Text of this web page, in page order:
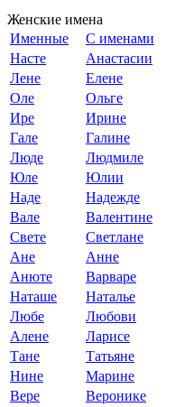
Женские имена
Именные
С именами
Насте
Анастасии
Лене
Елене
Оле
Ольге
Ире
Ирине
Гале
Галине
Люде
Людмиле
Юле
Юлии
Наде
Надежде
Вале
Валентине
Свете
Светлане
Ане
Анне
Анюте
Варваре
Наташе
Наталье
Любе
Любови
Алене
Ларисе
Тане
Татьяне
Нине
Марине
Вере
Веронике